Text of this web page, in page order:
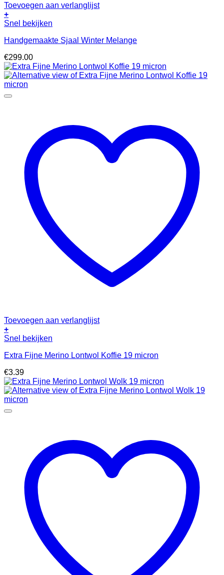
Toevoegen aan verlanglijst
+
Snel bekijken
Handgemaakte Sjaal Winter Melange
€299.00
Toevoegen aan verlanglijst
+
Snel bekijken
Extra Fijne Merino Lontwol Koffie 19 micron
€3.39